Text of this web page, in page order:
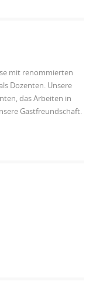
mit renommierten
Dozenten. Unsere
das Arbeiten in
Gastfreundschaft.